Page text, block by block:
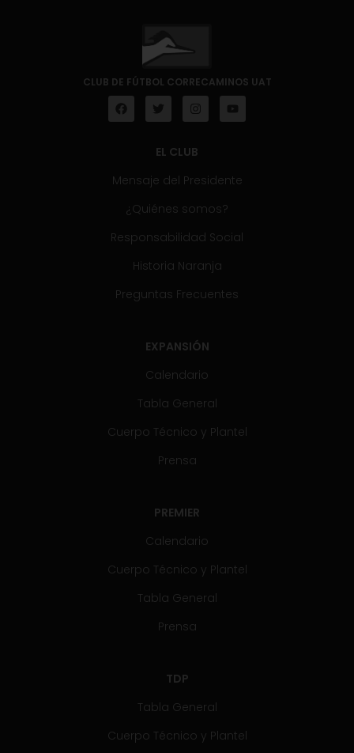
CLUB DE FÚTBOL CORRECAMINOS UAT
EL CLUB
Mensaje del Presidente
¿Quiénes somos?
Responsabilidad Social
Historia Naranja
Preguntas Frecuentes
EXPANSIÓN
Calendario
Tabla General
Cuerpo Técnico y Plantel
Prensa
PREMIER
Calendario
Cuerpo Técnico y Plantel
Tabla General
Prensa
TDP
Tabla General
Cuerpo Técnico y Plantel